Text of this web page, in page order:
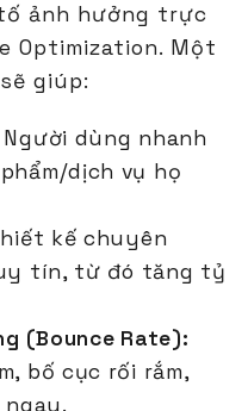
ảnh hưởng trực
Optimization. Một
giúp:
Người dùng nhanh
dịch vụ họ
kế chuyên
tín, từ đó tăng tỷ
(Bounce Rate):
bố cục rối rắm,